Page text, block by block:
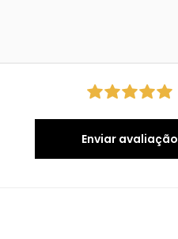
Enviar avaliação